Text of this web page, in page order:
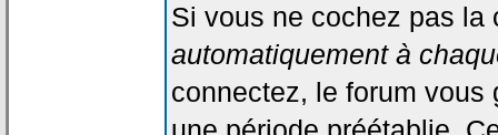
Si vous ne cochez pas
automatiquement à
connectez, le forum vous